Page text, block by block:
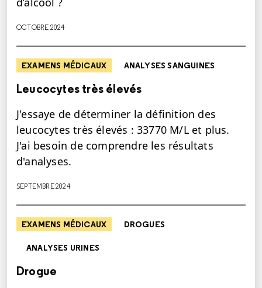
OCTOBRE 2024
EXAMENS MÉDICAUX ANALYSES SANGUINES
Leucocytes très élevés
J'essaye de déterminer la définition des
leucocytes très élevés : 33770 M/L et plus.
J'ai besoin de comprendre les résultats
d'analyses.
SEPTEMBRE 2024
EXAMENS MÉDICAUX DROGUES
ANALYSES URINES
Drogue